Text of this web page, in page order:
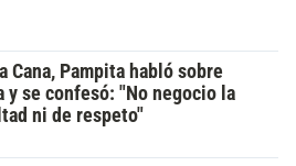
Cana, Pampita habló sobre
y se confesó: "No negocio la
ni de respeto"